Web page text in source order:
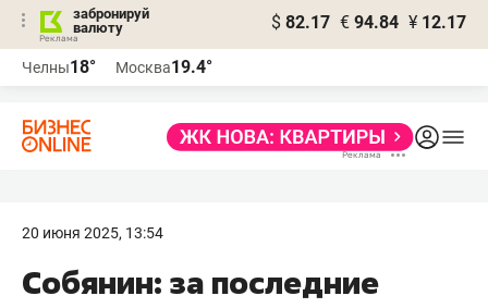
забронируй
валюту
$ 82.17 € 94.84 ¥ 12.17
Челны18° Москва19.4°
20 июня 2025, 13:54
Собянин: за последние